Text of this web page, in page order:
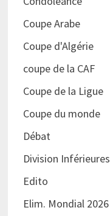
Coupe Arabe
Coupe d'Algérie
coupe de la CAF
Coupe de la Ligue
Coupe du monde
Débat
Division Inférieures
Edito
Elim. Mondial 2026